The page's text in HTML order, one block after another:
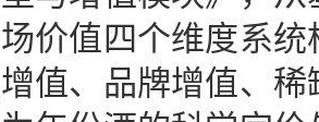
价值四个维度系
值、品牌增值、